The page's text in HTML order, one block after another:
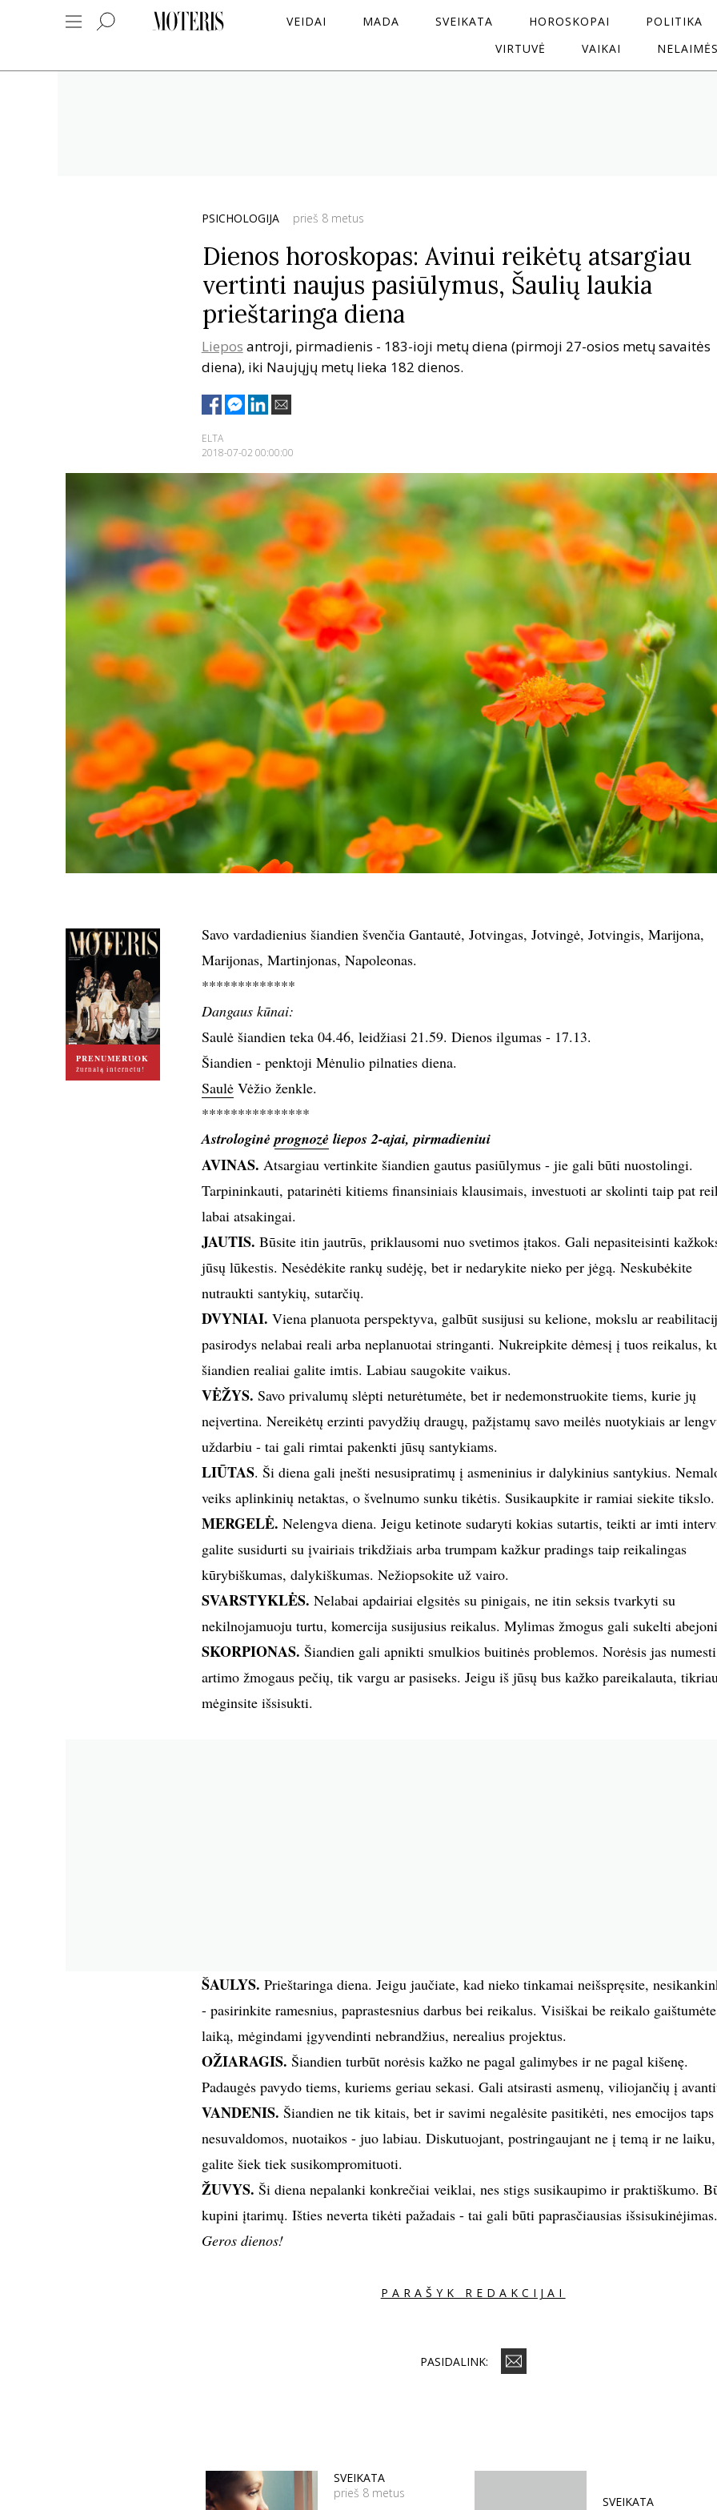
VEIDAI MADA SVEIKATA HOROSKOPAI POLITIKA
VIRTUVĖ
VAIKAI NELAIMĖS
PSICHOLOGIJA prieš 8 metus
Dienos horoskopas: Avinui reikėtų atsargiau
vertinti naujus pasiūlymus, Šaulių laukia
prieštaringa diena
Liepos antroji, pirmadienis - 183-ioji metų diena (pirmoji 27-osios metų savaitės
diena), iki Naujųjų metų lieka 182 dienos.
ELTA
2018-07-02 00:00:00
PRENUMERUOK
žurnalą internetu!
Savo vardadienius šiandien švenčia Gantautė, Jotvingas, Jotvingė, Jotvingis, Marijona,
Marijonas, Martinjonas, Napoleonas.
*************
Dangaus kūnai:
Saulė šiandien teka 04.46, leidžiasi 21.59. Dienos ilgumas - 17.13.
Šiandien - penktoji Mėnulio pilnaties diena.
SaulėVėžio ženkle.
***************
Astrologinėprognozė liepos 2-ajai, pirmadieniui
AVINAS. Atsargiau vertinkite šiandien gautus pasiūlymus - jie gali būti nuostolingi.
Tarpininkauti, patarinėti kitiems finansiniais klausimais, investuoti ar skolinti taip pat
labai atsakingai.
JAUTIS. Būsite itin jautrūs, priklausomi nuo svetimos įtakos. Gali nepasiteisinti
jūsų lūkestis. Nesėdėkite rankų sudėję, bet ir nedarykite nieko per jėgą. Neskubėkite
nutraukti santykių, sutarčių.
DVYNIAI. Viena planuota perspektyva, galbūt susijusi su kelione, mokslu ar
pasirodys nelabai reali arba neplanuotai stringanti. Nukreipkite dėmesį į tuos reikalus,
šiandien realiai galite imtis. Labiau saugokite vaikus.
VĖŽYS. Savo privalumų slėpti neturėtumėte, bet ir nedemonstruokite tiems, kurie jų
neįvertina. Nereikėtų erzinti pavydžių draugų, pažįstamų savo meilės nuotykiais ar
uždarbiu - tai gali rimtai pakenkti jūsų santykiams.
LIŪTAS. Ši diena gali įnešti nesusipratimų į asmeninius ir dalykinius santykius.
veiks aplinkinių netaktas, o švelnumo sunku tikėtis. Susikaupkite ir ramiai siekite tikslo.
MERGELĖ. Nelengva diena. Jeigu ketinote sudaryti kokias sutartis, teikti ar imti
galite susidurti su įvairiais trikdžiais arba trumpam kažkur pradings taip reikalingas
kūrybiškumas, dalykiškumas. Nežiopsokite už vairo.
SVARSTYKLĖS. Nelabai apdairiai elgsitės su pinigais, ne itin seksis tvarkyti su
nekilnojamuoju turtu, komercija susijusius reikalus. Mylimas žmogus gali sukelti
SKORPIONAS. Šiandien gali apnikti smulkios buitinės problemos. Norėsis jas
artimo žmogaus pečių, tik vargu ar pasiseks. Jeigu iš jūsų bus kažko pareikalauta,
mėginsite išsisukti.
ŠAULYS. Prieštaringa diena. Jeigu jaučiate, kad nieko tinkamai neišspręsite,
- pasirinkite ramesnius, paprastesnius darbus bei reikalus. Visiškai be reikalo gaištumėte
laiką, mėgindami įgyvendinti nebrandžius, nerealius projektus.
OŽIARAGIS. Šiandien turbūt norėsis kažko ne pagal galimybes ir ne pagal kišenę.
Padaugės pavydo tiems, kuriems geriau sekasi. Gali atsirasti asmenų, viliojančių į
VANDENIS. Šiandien ne tik kitais, bet ir savimi negalėsite pasitikėti, nes emocijos
nesuvaldomos, nuotaikos - juo labiau. Diskutuojant, postringaujant ne į temą ir ne laiku,
galite šiek tiek susikompromituoti.
ŽUVYS. Ši diena nepalanki konkrečiai veiklai, nes stigs susikaupimo ir praktiškumo.
kupini įtarimų. Išties neverta tikėti pažadais - tai gali būti paprasčiausias išsisukinėjimas.
Geros dienos!
PARAŠYK REDAKCIJAI
PASIDALINK:
SVEIKATA
prieš 8 metus
SVEIKATA